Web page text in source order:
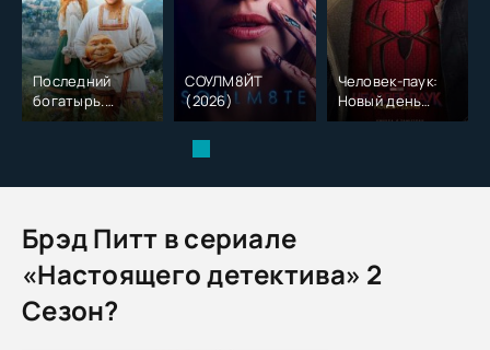
Последний
богатырь.
Колобок (2026)
СОУЛМ8ЙТ
(2026)
Человек-паук:
Новый день
(2026)
Брэд Питт в сериале
«Настоящего детектива» 2
Сезон?